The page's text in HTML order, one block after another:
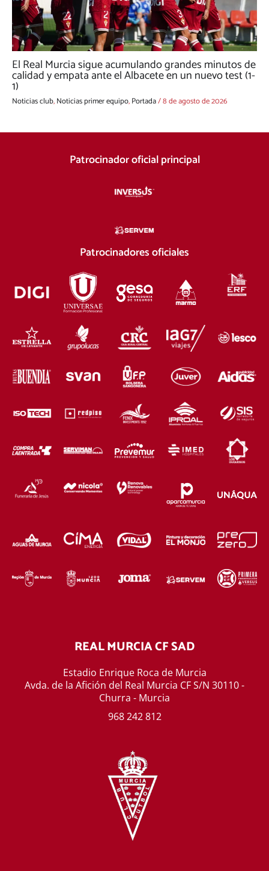
El Real Murcia sigue acumulando grandes minutos de
calidad y empata ante el Albacete en un nuevo test (1-
1)
Noticias club,Noticias primer equipo,Portada/8 de agosto de 2026
Patrocinador oficial principal
Patrocinadores oficiales
REAL MURCIA CF SAD
Estadio Enrique Roca de Murcia
Avda. de la Afición del Real Murcia CF S/N 30110 -
Churra - Murcia
968 242 812